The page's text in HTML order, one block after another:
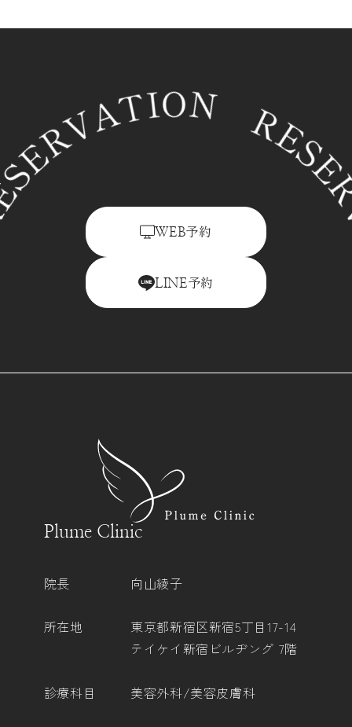
WEB予約
LINE予約
Plume Clinic
院長 向山綾子
所在地
東京都新宿区新宿5丁目17-14
テイケイ新宿ビルヂング 7階
診療科目 美容外科/美容皮膚科